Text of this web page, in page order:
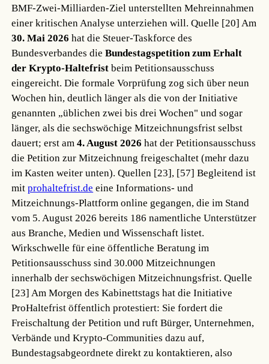
BMF-Zwei-Milliarden-Ziel unterstellten Mehreinnahmen
einer kritischen Analyse unterziehen will.Quelle [20] Am
30. Mai 2026 hat die Steuer-Taskforce des
Bundesverbandes dieBundestagspetition zum Erhalt
der Krypto-Haltefrist beim Petitionsausschuss
eingereicht. Die formale Vorprüfung zog sich über neun
Wochen hin, deutlich länger als die von der Initiative
genannten „üblichen zwei bis drei Wochen" und sogar
länger, als die sechswöchige Mitzeichnungsfrist selbst
dauert; erst am4. August 2026 hat der Petitionsausschuss
die Petition zur Mitzeichnung freigeschaltet (mehr dazu
im Kasten weiter unten).Quellen [23], [57] Begleitend ist
mitprohaltefrist.de eine Informations- und
Mitzeichnungs-Plattform online gegangen, die im Stand
vom 5. August 2026 bereits 186 namentliche Unterstützer
aus Branche, Medien und Wissenschaft listet.
Wirkschwelle für eine öffentliche Beratung im
Petitionsausschuss sind 30.000 Mitzeichnungen
innerhalb der sechswöchigen Mitzeichnungsfrist.Quelle
[23] Am Morgen des Kabinettstags hat die Initiative
ProHaltefrist öffentlich protestiert: Sie fordert die
Freischaltung der Petition und ruft Bürger, Unternehmen,
Verbände und Krypto-Communities dazu auf,
Bundestagsabgeordnete direkt zu kontaktieren, also